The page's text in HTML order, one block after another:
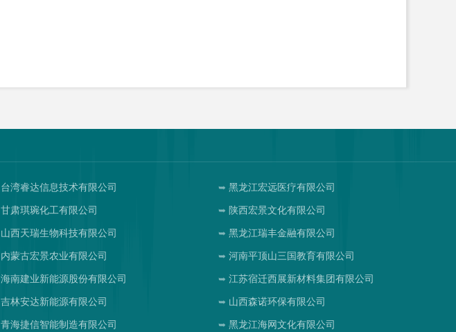
台湾睿达信息技术有限公司 黑龙江宏远医疗有限公司
甘肃琪琬化工有限公司 陕西宏景文化有限公司
山西天瑞生物科技有限公司 黑龙江瑞丰金融有限公司
内蒙古宏景农业有限公司 河南平顶山三国教育有限公司
海南建业新能源股份有限公司 江苏宿迁西展新材料集团有限公司
吉林安达新能源有限公司 山西森诺环保有限公司
青海捷信智能制造有限公司 黑龙江海网文化有限公司